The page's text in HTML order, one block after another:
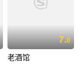
7.0
老酒馆